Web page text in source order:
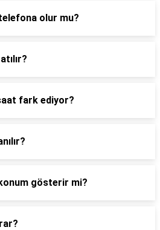
olur mu?
fark ediyor?
gösterir mi?